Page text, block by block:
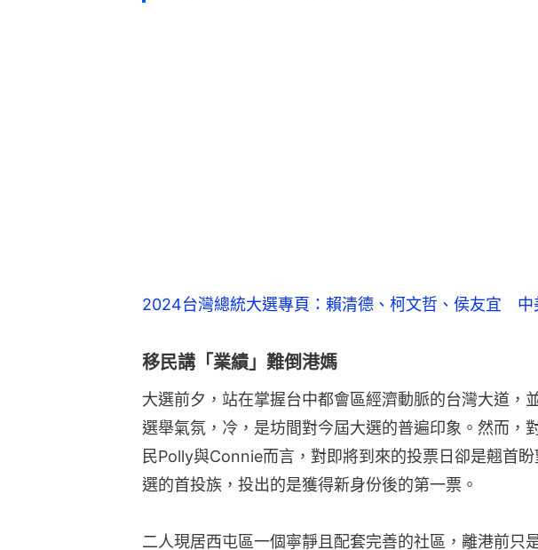
2024台灣總統大選專頁：賴清德、柯文哲、侯友宜　
移民講「業績」難倒港媽
大選前夕，站在掌握台中都會區經濟動脈的台灣大道，
選舉氣氛，冷，是坊間對今屆大選的普遍印象。然而，
民Polly與Connie而言，對即將到來的投票日卻是翹首
選的首投族，投出的是獲得新身份後的第一票。
二人現居西屯區一個寧靜且配套完善的社區，離港前只